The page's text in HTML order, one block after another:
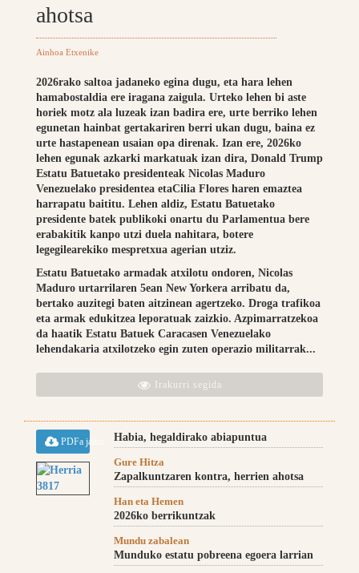
ahotsa
Ainhoa Etxenike
2026rako saltoa jadaneko egina dugu, eta hara lehen
hamabostaldia ere iragana zaigula. Urteko lehen bi aste
horiek motz ala luzeak izan badira ere, urte berriko lehen
egunetan hainbat gertakariren berri ukan dugu, baina ez
urte hastapenean usaian opa direnak. Izan ere, 2026ko
lehen egunak azkarki markatuak izan dira, Donald Trump
Estatu Batuetako presidenteak Nicolas Maduro
Venezuelako presidentea etaCilia Flores haren emaztea
harrapatu baititu. Lehen aldiz, Estatu Batuetako
presidente batek publikoki onartu du Parlamentua bere
erabakitik kanpo utzi duela nahitara, botere
legegilearekiko mespretxua agerian utziz.
Estatu Batuetako armadak atxilotu ondoren, Nicolas
Maduro urtarrilaren 5ean New Yorkera arribatu da,
bertako auzitegi baten aitzinean agertzeko. Droga trafikoa
eta armak edukitzea leporatuak zaizkio. Azpimarratzekoa
da haatik Estatu Batuek Caracasen Venezuelako
lehendakaria atxilotzeko egin zuten operazio militarrak...
Irakurri segida
PDFa jaitsi Habia, hegaldirako abiapuntua
Gure Hitza
Zapalkuntzaren kontra, herrien ahotsa
Han eta Hemen
2026ko berrikuntzak
Mundu zabalean
Munduko estatu pobreena egoera larrian